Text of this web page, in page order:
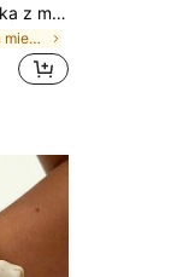
1 szt. damska bransoletka z miedzi z łańcuszkiem typu snake i sercem, pozłacana 18K, odporna na blaknięcie, luksusowa złota biżuteria, prezent dla mamy na Boże Narodzenie, na co dzień, na imprezę i Walentynki
w Wybrana miedź/stop miedzi Bransoletki damskie